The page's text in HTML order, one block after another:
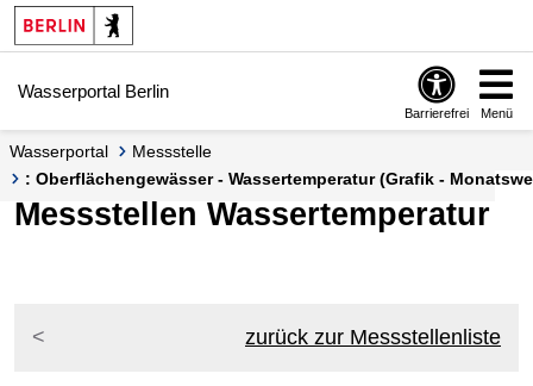
Springe zur Navigation
Springe zum Inhalt
Wasserportal Berlin
Barrierefrei Menü
Wasserportal
Messstelle
: Oberflächengewässer - Wassertemperatur (Grafik -
Messstellen Wassertemperatur
zurück zur Messstellenliste